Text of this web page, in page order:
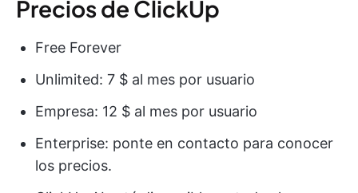
Precios de ClickUp
Free Forever
Unlimited: 7 $ al mes por usuario
Empresa: 12 $ al mes por usuario
Enterprise: ponte en contacto para conocer
los precios.